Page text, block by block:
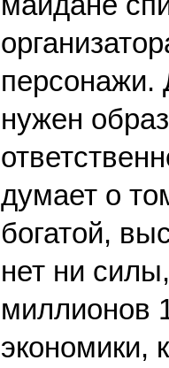
персонажи.
нужен
думает о
богатой,
нет ни
миллионов
экономики,